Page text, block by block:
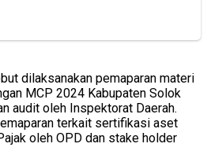
dilaksanakan pemaparan materi
MCP 2024 Kabupaten Solok
audit oleh Inspektorat Daerah.
terkait sertifikasi aset
oleh OPD dan stake holder